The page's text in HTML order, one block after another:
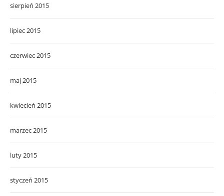
sierpień 2015
lipiec 2015
czerwiec 2015
maj 2015
kwiecień 2015
marzec 2015
luty 2015
styczeń 2015